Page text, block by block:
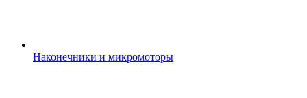
Наконечники и микромоторы